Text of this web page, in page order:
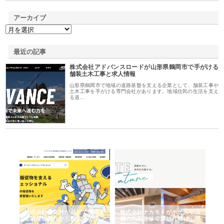
アーカイブ
最近の記事
株式会社アドバンスロードが山形県鶴岡市で手がける
舗装土木工事と求人情報
山形県鶴岡市で地域の道路基盤を支える企業として、舗装工事や
土木工事を手がける専門会社があります。地域住民の生活を支え
る道…
株式会社耕文社が品川で実現す
る販促物製作から配送までワン
株式会社ナカモトがホテルや店
舗の内装改修で選ばれ続ける理